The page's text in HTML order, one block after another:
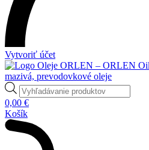
Vytvoriť účet
Products
search
0,00 €
Košík